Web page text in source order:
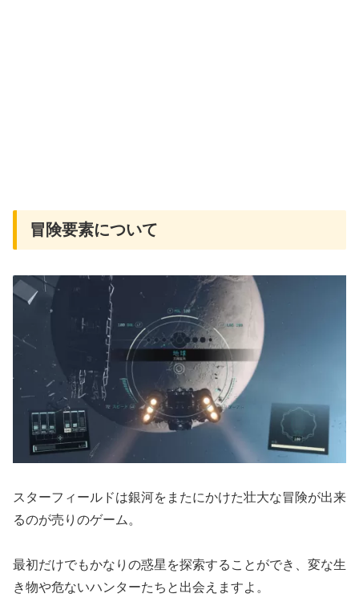
冒険要素について
スターフィールドは銀河をまたにかけた壮大な冒険が出来
るのが売りのゲーム。
最初だけでもかなりの惑星を探索することができ、変な生
き物や危ないハンターたちと出会えますよ。